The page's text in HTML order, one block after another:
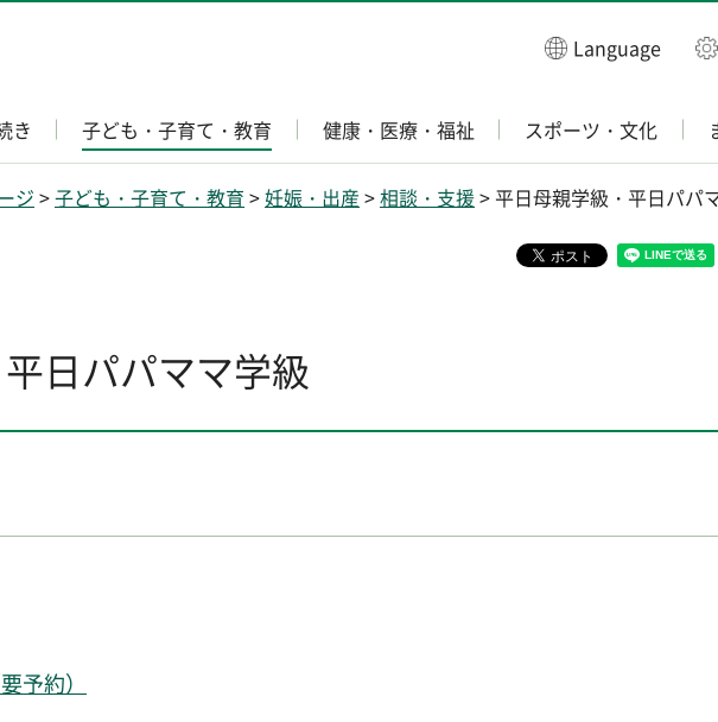
Language
き 子ども・子育て・教育 健康・医療・福祉 スポーツ・文化
ジ >子ども・子育て・教育 >妊娠・出産 >相談・支援> 平日母親学級・平日パパ
日パパママ学級
予約）